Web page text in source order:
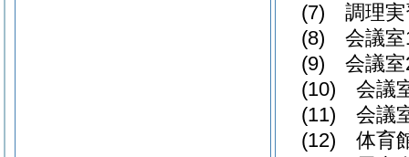
(7)
調理
(8)
会議
(9)
会議
(10)
会議
(11)
会議
(12)
体育